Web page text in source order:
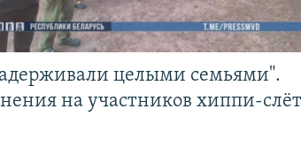
целыми семьями".
на участников хиппи-